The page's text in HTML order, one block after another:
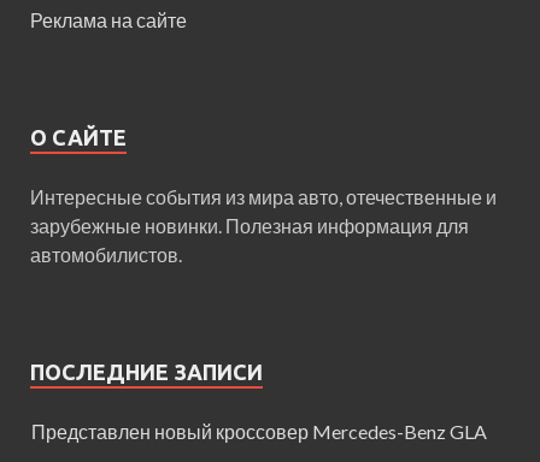
Реклама на сайте
О САЙТЕ
Интересные события из мира авто, отечественные и
зарубежные новинки. Полезная информация для
автомобилистов.
ПОСЛЕДНИЕ ЗАПИСИ
Представлен новый кроссовер Mercedes-Benz GLA